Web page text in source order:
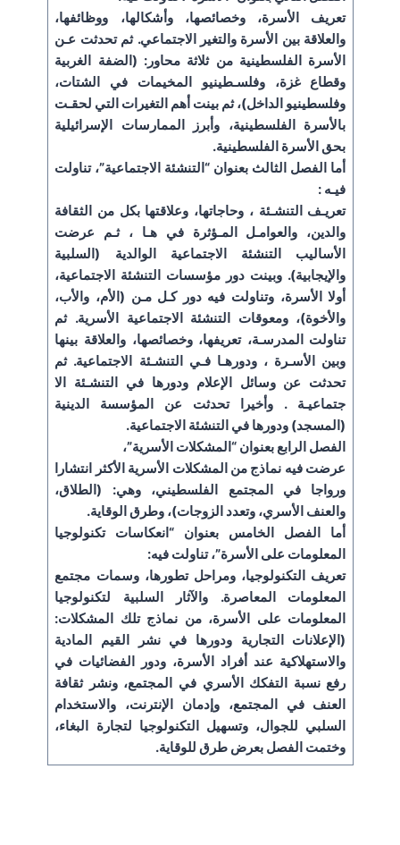
تعريف الأسرة، وخصائصها، وأشكالها، ووظائفها،
والعلاقة بين الأسرة والتغير الاجتماعي. ثم تحدثت عـن
الأسرة الفلسطينية من ثلاثة محاور: (الضفة الغربية
وقطاع غزة، وفلسـطينيو المخيمات في الشتات،
وفلسطينيو الداخل)، ثم بينت أهم التغيرات التي لحقـت
بالأسرة الفلسطينية، وأبرز الممارسات الإسرائيلية
بحق الأسرة الفلسطينية.
أما الفصل الثالث بعنوان “التنشئة الاجتماعية”، تناولت
فيـه :
تعريـف التنشـئة ، وحاجاتها، وعلاقتها بكل من الثقافة
والدين، والعوامـل المـؤثرة في هـا ، ثـم عرضت
الأساليب التنشئة الاجتماعية الوالدية (السلبية
والإيجابية). وبينت دور مؤسسات التنشئة الاجتماعية،
أولا الأسرة، وتناولت فيه دور كـل مـن (الأم، والأب،
والأخوة)، ومعوقات التنشئة الاجتماعية الأسرية. ثم
تناولت المدرسـة، تعريفها، وخصائصها، والعلاقة بينها
وبين الأسـرة ، ودورهـا فـي التنشـئة الاجتماعية. ثم
تحدثت عن وسائل الإعلام ودورها في التنشـئة الا
جتماعيـة . وأخيرا تحدثت عن المؤسسة الدينية
(المسجد) ودورها في التنشئة الاجتماعية.
الفصل الرابع بعنوان “المشكلات الأسرية”،
عرضت فيه نماذج من المشكلات الأسرية الأكثر انتشارا
ورواجا في المجتمع الفلسطيني، وهي: (الطلاق،
والعنف الأسري، وتعدد الزوجات)، وطرق الوقاية.
أما الفصل الخامس بعنوان “انعكاسات تكنولوجيا
المعلومات على الأسرة”، تناولت فيه:
تعريف التكنولوجيا، ومراحل تطورها، وسمات مجتمع
المعلومات المعاصرة. والآثار السلبية لتكنولوجيا
المعلومات على الأسرة، من نماذج تلك المشكلات:
(الإعلانات التجارية ودورها في نشر القيم المادية
والاستهلاكية عند أفراد الأسرة، ودور الفضائيات في
رفع نسبة التفكك الأسري في المجتمع، ونشر ثقافة
العنف في المجتمع، وإدمان الإنترنت، والاستخدام
السلبي للجوال، وتسهيل التكنولوجيا لتجارة البغاء،
وختمت الفصل بعرض طرق للوقاية.